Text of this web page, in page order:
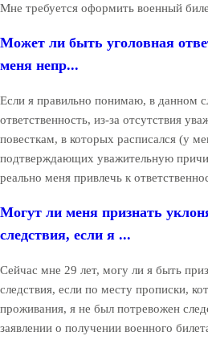
Мне требуется оформить военный
Может ли быть уголовная
меня непр...
Если я правильно понимаю, в данном
ответственность, из-за отсутствия
повесткам, в которых расписался (у
подтверждающих уважительную
реально меня привлечь к
Могут ли меня признать
следствия, если я ...
Сейчас мне 29 лет, могу ли я быть
следствия, если по месту прописки,
проживания, я не был потревожен
заявлении о получении военного